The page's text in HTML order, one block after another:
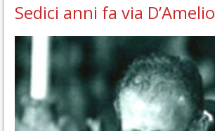
Sedici anni fa via D’Amelio